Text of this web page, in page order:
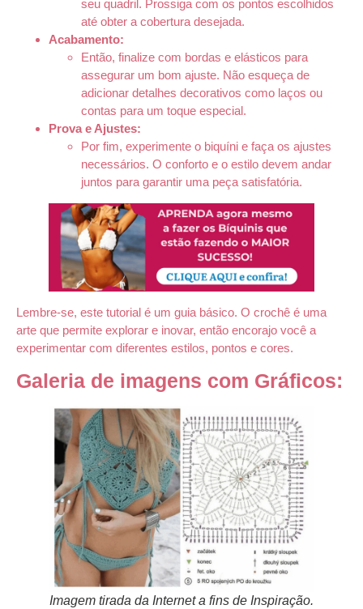
seu quadril. Prossiga com os pontos escolhidos
até obter a cobertura desejada.
Acabamento:
Então, finalize com bordas e elásticos para
assegurar um bom ajuste. Não esqueça de
adicionar detalhes decorativos como laços ou
contas para um toque especial.
Prova e Ajustes:
Por fim, experimente o biquíni e faça os ajustes
necessários. O conforto e o estilo devem andar
juntos para garantir uma peça satisfatória.
Lembre-se, este tutorial é um guia básico. O crochê é uma
arte que permite explorar e inovar, então encorajo você a
experimentar com diferentes estilos, pontos e cores.
Galeria de imagens com Gráficos:
Imagem tirada da Internet a fins de Inspiração.